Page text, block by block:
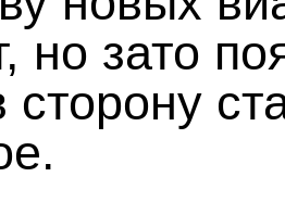
но зато
сторону